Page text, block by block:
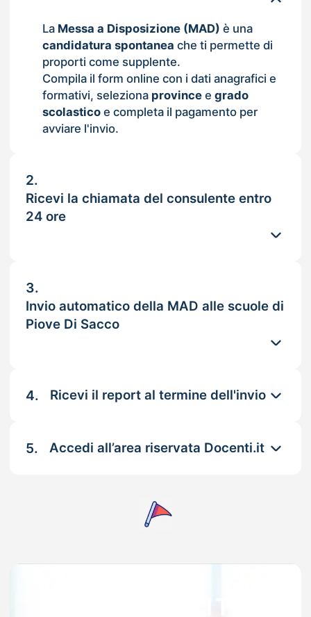
La Messa a Disposizione (MAD) è una
candidatura spontanea che ti permette di
proporti come supplente.
Compila il form online con i dati anagrafici e
formativi, seleziona provincee grado
scolasticoe completa il pagamento per
avviare l'invio.
2.
Ricevi la chiamata del consulente entro
24 ore
3.
Invio automatico della MAD alle scuole di
Piove Di Sacco
4. Ricevi il report al termine dell'invio
5. Accedi all’area riservata Docenti.it